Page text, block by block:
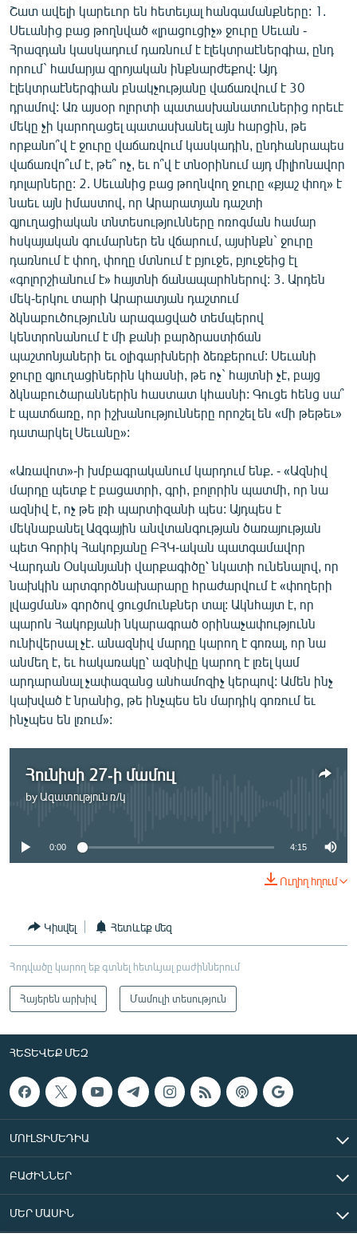
Շատ ավելի կարեւոր են հետեւյալ հանգամանքները: 1.
Սեւանից բաց թողնված «լրացուցիչ» ջուրը Սեւան -
Հրազդան կասկադում դառնում է էլեկտրաէներգիա, ընդ
որում` համարյա զրոյական ինքնարժեքով: Այդ
էլեկտրաէներգիան բնակչությանը վաճառվում է 30
դրամով: Առ այսօր ոլորտի պատասխանատուներից որեւէ
մեկը չի կարողացել պատասխանել այն հարցին, թե
որքանո՞վ է ջուրը վաճառվում կասկադին, ընդհանրապես
վաճառվո՞ւմ է, թե՞ ոչ, եւ ո՞վ է տնօրինում այդ միլիոնավոր
դոլարները: 2. Սեւանից բաց թողնվող ջուրը «քյաշ փող» է
նաեւ այն իմաստով, որ Արարատյան դաշտի
գյուղացիական տնտեսությունները ոռոգման համար
հսկայական գումարներ են վճարում, այսինքն` ջուրը
դառնում է փող, փողը մտնում է բյուջե, բյուջեից էլ
«գոլորշիանում է» հայտնի ճանապարհներով: 3. Արդեն
մեկ-երկու տարի Արարատյան դաշտում
ձկնաբուծությունն արագացված տեմպերով
կենտրոնանում է մի քանի բարձրաստիճան
պաշտոնյաների եւ օլիգարխների ձեռքերում: Սեւանի
ջուրը գյուղացիներին կհասնի, թե ոչ` հայտնի չէ, բայց
ձկնաբուծարաններին հաստատ կհասնի: Գուցե հենց սա՞
է պատճառը, որ իշխանությունները որոշել են «մի թեթեւ»
դատարկել Սեւանը»:
«Առավոտ»-ի խմբագրականում կարդում ենք. - «Ազնիվ
մարդը պետք է բացատրի, գրի, բոլորին պատմի, որ նա
ազնիվ է, ոչ թե լռի պարտիզանի պես: Այդպես է
մեկնաբանել Ազգային անվտանգության ծառայության
պետ Գորիկ Հակոբյանը ԲՀԿ-ական պատգամավոր
Վարդան Օսկանյանի վարքագիծը՝ նկատի ունենալով, որ
նախկին արտգործնախարարը հրաժարվում է «փողերի
լվացման» գործով ցուցմունքներ տալ: Ակնհայտ է, որ
պարոն Հակոբյանի նկարագրած օրինաչափությունն
ունիվերսալ չէ. անազնիվ մարդը կարող է գոռալ, որ նա
անմեղ է, եւ հակառակը՝ ազնիվը կարող է լռել կամ
արդարանալ չափազանց անհամոզիչ կերպով: Ամեն ինչ
կախված է նրանից, թե ինչպես են մարդիկ գոռում եւ
ինչպես են լռում»:
Հունիսի 27-ի մամուլ
by Ազատություն ռ/կ
No media source currently available
0:00 4:15
Ուղիղ հղում
Կիսվել Հետևեք մեզ
Հոդվածը կարող եք գտնել հետևյալ բաժիններում
Հայերեն արխիվ Մամուլի տեսություն
ՀԵՏԵՎԵՔ ՄԵԶ
ՄՈՒԼՏԻՄԵԴԻԱ
ԲԱԺԻՆՆԵՐ
ՄԵՐ ՄԱՍԻՆ